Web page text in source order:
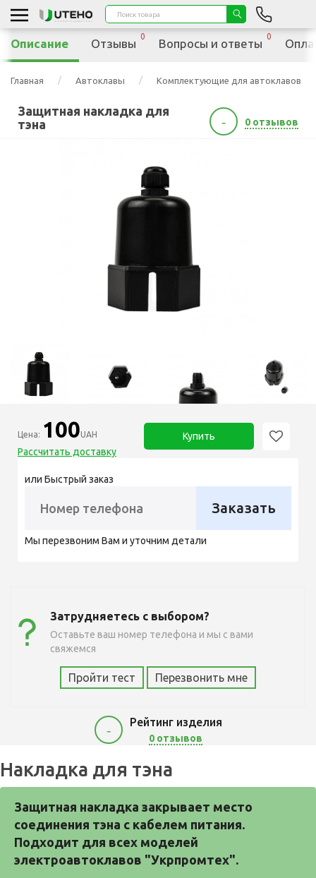
Главная Автоклавы Комплектующие для автоклавов
Защитная накладка для
тэна
- 0 отзывов
Цена: 100UAH
Рассчитать доставку
Купить
или Быстрый заказ
Заказать
Мы перезвоним Вам и уточним детали
Затрудняетесь с выбором?
Оставьте ваш номер телефона и мы с вами
свяжемся
Пройти тест Перезвонить мне
-
Рейтинг изделия
0 отзывов
Описание Отзывы
0
Вопросы и ответы
0
Накладка для тэна
Защитная накладка закрывает место
соединения тэна с кабелем питания.
Подходит для всех моделей
электроавтоклавов "Укрпромтех".